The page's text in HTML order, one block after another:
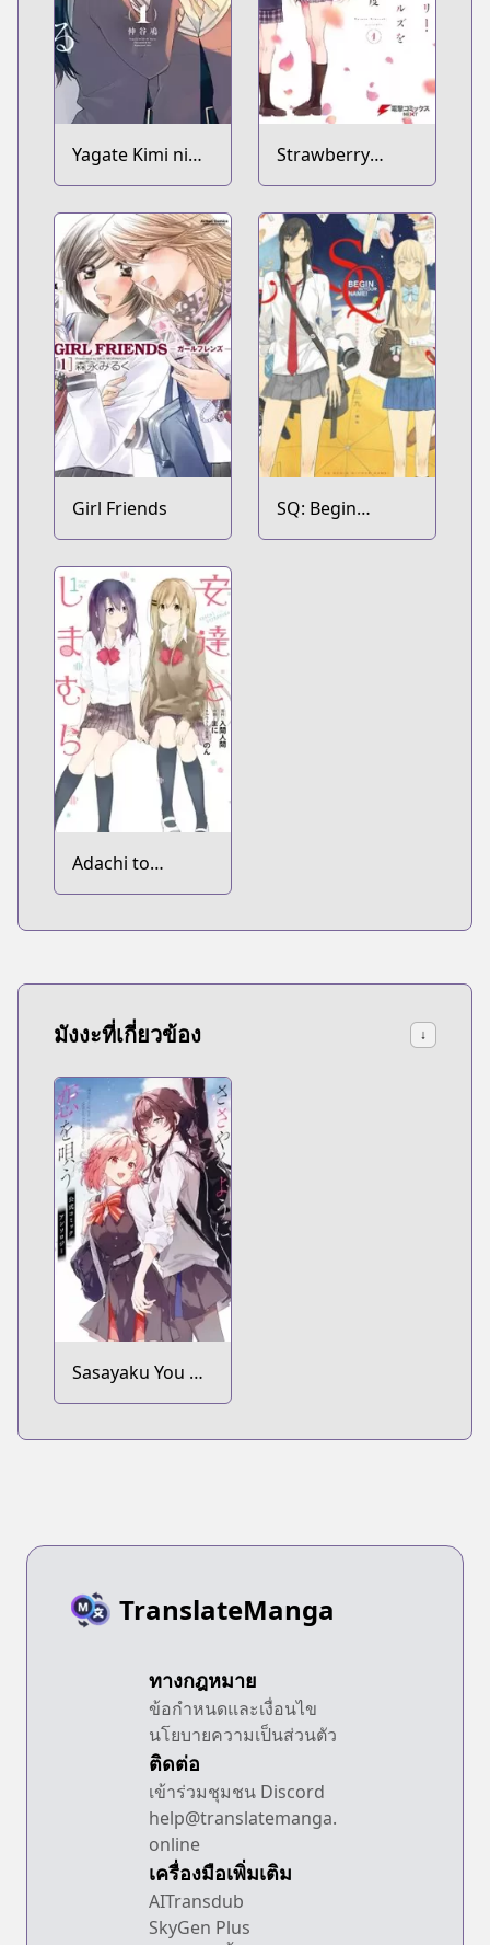
Yagate Kimi ni
Naru
Strawberry
Fields wo Mou
Ichido
Girl Friends
SQ: Begin
W/Your Name!
Adachi to
Shimamura
มังงะที่เกี่ยวข้อง ↓
Sasayaku You ni
Koi wo Utau:
TranslateManga
ทางกฎหมาย
ข้อกำหนดและเงื่อนไข
นโยบายความเป็นส่วนตัว
ติดต่อ
เข้าร่วมชุมชน Discord
help@translatemanga.
online
เครื่องมือเพิ่มเติม
AITransdub
SkyGen Plus